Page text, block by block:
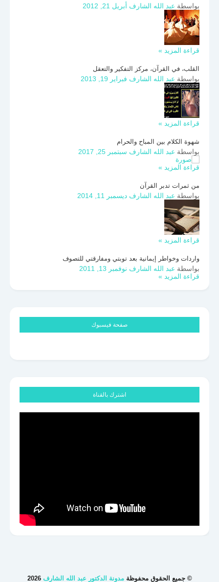
بواسطة عبد الله الشارف أبريل 21, 2012
قراءة المزيد »
القلب، في القرآن، مركز التفكير والتعقل
بواسطة عبد الله الشارف فبراير 19, 2013
قراءة المزيد »
شهوة الكلام بين المباح والحرام
بواسطة عبد الله الشارف سبتمبر 25, 2017
قراءة المزيد »
من ثمرات تدبر القرآن
بواسطة عبد الله الشارف ديسمبر 11, 2014
قراءة المزيد »
واردات وخواطر إيمانية بعد توبتي ومفارقتي للتصوف
بواسطة عبد الله الشارف نوفمبر 13, 2011
قراءة المزيد »
صفحة فيسبوك
اشترك بالقناة
© جميع الحقوق محفوظةمدونة الدكتور عبد الله الشارف 2026